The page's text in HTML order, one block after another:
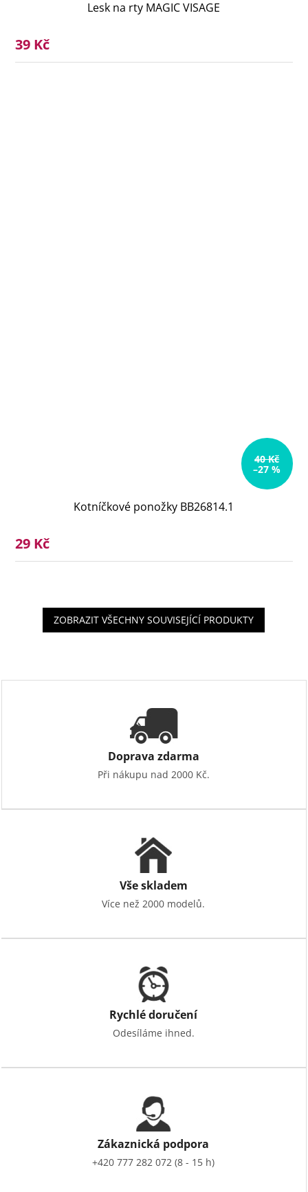
Lesk na rty MAGIC VISAGE
39 Kč
40 Kč
–27 %
Kotníčkové ponožky BB26814.1
29 Kč
ZOBRAZIT VŠECHNY SOUVISEJÍCÍ PRODUKTY
Doprava zdarma
Při nákupu nad 2000 Kč.
Vše skladem
Více než 2000 modelů.
Rychlé doručení
Odesíláme ihned.
Zákaznická podpora
+420 777 282 072 (8 - 15 h)